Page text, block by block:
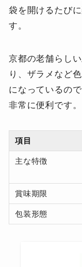
袋を開けるたび
す。
京都の老舗らし
り、ザラメなど
になっているの
非常に便利です。
項目
主な特徴
賞味期限
包装形態